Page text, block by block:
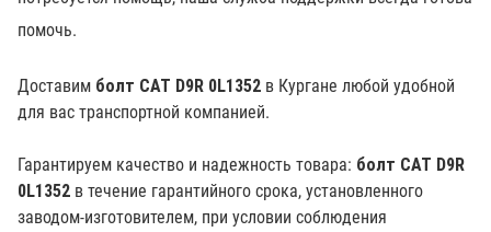
помочь.
Доставим болт CAT D9R 0L1352 в Кургане любой удобной
для вас транспортной компанией.
Гарантируем качество и надежность товара: болт CAT D9R
0L1352 в течение гарантийного срока, установленного
заводом-изготовителем, при условии соблюдения